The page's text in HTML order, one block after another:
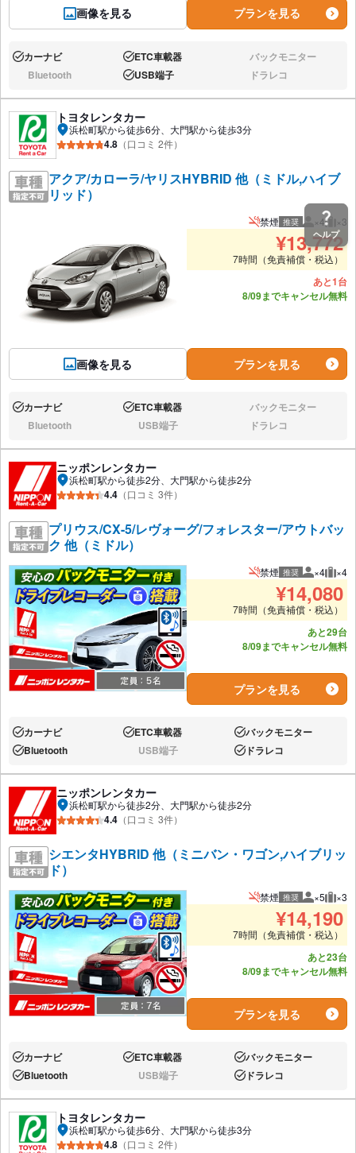
画像を見る プランを見る
あり:カーナビ あり:ETC車載器 なし:バックモニター
なし:Bluetooth あり:USB端子 なし:ドラレコ
トヨタレンタカー
浜松町駅から徒歩6分、大門駅から徒歩3分
4.8 （口コミ 2件）
アクア/カローラ/ヤリスHYBRID 他（ミドル,ハイブ
リッド）
画像を見る
禁煙 推奨 推奨人数
×4 推
×3
¥13,772
7時間（免責補償・税込）
あと1台
8/09までキャンセル無料
プランを見る
あり:カーナビ あり:ETC車載器 なし:バックモニター
なし:Bluetooth なし:USB端子 なし:ドラレコ
ニッポンレンタカー
浜松町駅から徒歩2分、大門駅から徒歩2分
4.4 （口コミ 3件）
プリウス/CX-5/レヴォーグ/フォレスター/アウトバッ
ク 他（ミドル）
禁煙 推奨 推奨人数
×4 推
×4
¥14,080
7時間（免責補償・税込）
あと29台
8/09までキャンセル無料
プランを見る
あり:カーナビ あり:ETC車載器 あり:バックモニター
あり:Bluetooth なし:USB端子 あり:ドラレコ
ニッポンレンタカー
浜松町駅から徒歩2分、大門駅から徒歩2分
4.4 （口コミ 3件）
シエンタHYBRID 他（ミニバン・ワゴン,ハイブリッ
ド）
禁煙 推奨 推奨人数
×5 推
×3
¥14,190
7時間（免責補償・税込）
あと23台
8/09までキャンセル無料
プランを見る
あり:カーナビ あり:ETC車載器 あり:バックモニター
あり:Bluetooth なし:USB端子 あり:ドラレコ
トヨタレンタカー
浜松町駅から徒歩6分、大門駅から徒歩3分
4.8 （口コミ 2件）
ヘルプ